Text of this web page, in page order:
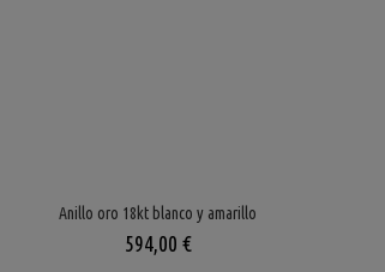
Anillo oro 18kt blanco y amarillo
594,00 €